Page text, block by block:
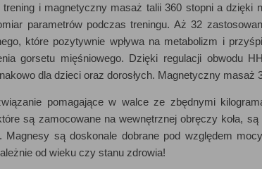
i magnetyczny masaż talii 360 stopni a dzięki
parametrów podczas treningu. Aż 32
które pozytywnie wpływa na metabolizm i
gorsetu mięśniowego. Dzięki regulacji obwodu
dla dzieci oraz dorosłych. Magnetyczny masaż
pomagające w walce ze zbędnymi
są zamocowane na wewnętrznej obręczy koła, są
Magnesy są doskonale dobrane pod względem
od wieku czy stanu zdrowia!